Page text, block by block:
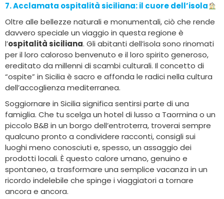
7. Acclamata ospitalità siciliana: il cuore dell’isola
Oltre alle bellezze naturali e monumentali, ciò che rende
davvero speciale un viaggio in questa regione è
l’ospitalità siciliana. Gli abitanti dell’isola sono rinomati
per il loro caloroso benvenuto e il loro spirito generoso,
ereditato da millenni di scambi culturali. Il concetto di
“ospite” in Sicilia è sacro e affonda le radici nella cultura
dell’accoglienza mediterranea.
Soggiornare in Sicilia significa sentirsi parte di una
famiglia. Che tu scelga un hotel di lusso a Taormina o un
piccolo B&B in un borgo dell’entroterra, troverai sempre
qualcuno pronto a condividere racconti, consigli sui
luoghi meno conosciuti e, spesso, un assaggio dei
prodotti locali. È questo calore umano, genuino e
spontaneo, a trasformare una semplice vacanza in un
ricordo indelebile che spinge i viaggiatori a tornare
ancora e ancora.